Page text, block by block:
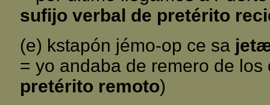
sufijo verbal de pretérito
(e) kstapón jémo-op ce sa
= yo andaba de remero de los
pretérito remoto)